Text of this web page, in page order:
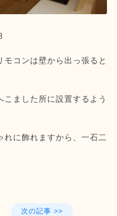
モコンは壁から出っ張ると
ました所に設置するよう
れに飾れますから、一石二
次の記事 >>